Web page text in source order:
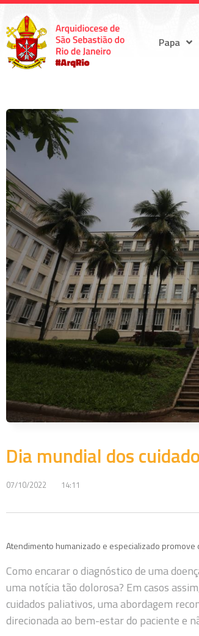
Papa
Dia mundial dos
07/10/2022 14:11
Atendimento humanizado e especializado
Como encarar o diagnóstico de uma
uma notícia tão dolorosa? Em casos
cuidados paliativos, uma abordagem
direcionada ao bem-estar do paciente e